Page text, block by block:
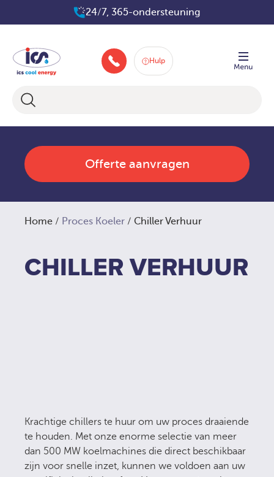
inhoud
24/7, 365-ondersteuning
088-258 2580
Hulp
Offerte aanvragen
Home / Proces Koeler / Chiller Verhuur
CHILLER VERHUUR
Krachtige chillers te huur om uw proces draaiende
te houden. Met onze enorme selectie van meer
dan 500 MW koelmachines die direct beschikbaar
zijn voor snelle inzet, kunnen we voldoen aan uw